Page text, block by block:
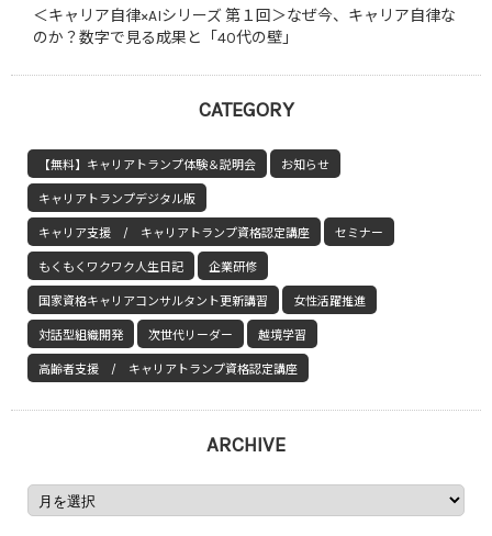
＜キャリア自律×AIシリーズ 第１回＞なぜ今、キャリア自律な
のか？数字で見る成果と「40代の壁」
CATEGORY
【無料】キャリアトランプ体験＆説明会 お知らせ
キャリアトランプデジタル版
キャリア支援 / キャリアトランプ資格認定講座 セミナー
もくもくワクワク人生日記 企業研修
国家資格キャリアコンサルタント更新講習 女性活躍推進
対話型組織開発 次世代リーダー 越境学習
高齢者支援 / キャリアトランプ資格認定講座
ARCHIVE